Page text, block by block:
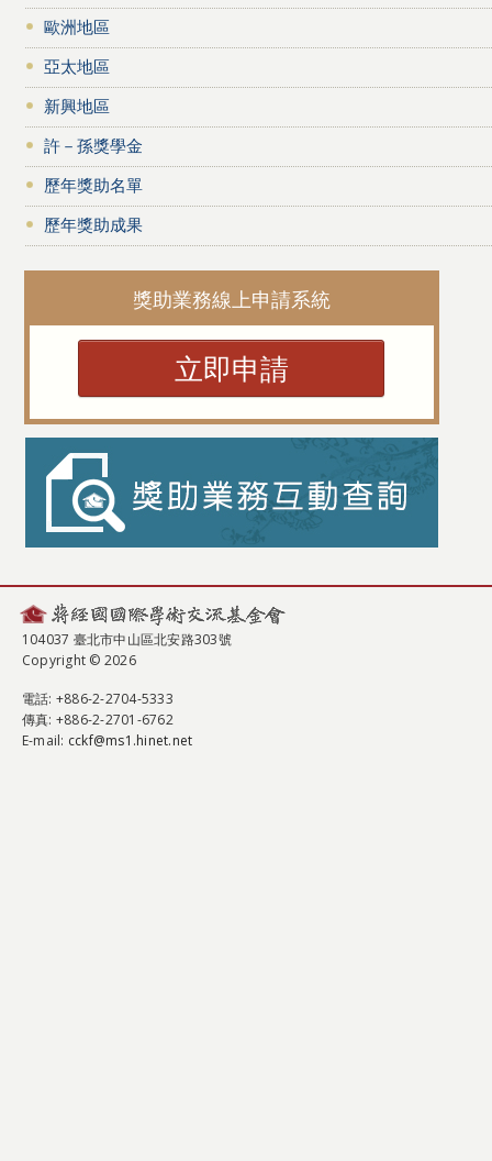
歐洲地區
亞太地區
新興地區
許－孫獎學金
歷年獎助名單
歷年獎助成果
獎助業務線上申請系統
立即申請
104037 臺北市中山區北安路303號
Copyright © 2026
電話: +886-2-2704-5333
傳真: +886-2-2701-6762
E-mail: cckf@ms1.hinet.net